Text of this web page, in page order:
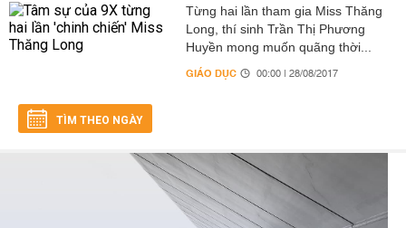
Từng hai lần tham gia Miss Thăng
Long, thí sinh Trần Thị Phương
Huyền mong muốn quãng thời...
GIÁO DỤC 00:00 | 28/08/2017
TÌM THEO NGÀY